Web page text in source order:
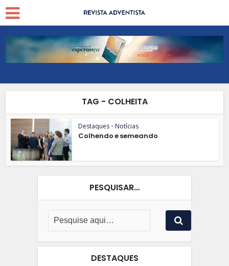
TAG - COLHEITA
Destaques • Notícias
Colhendo e semeando
PESQUISAR…
DESTAQUES